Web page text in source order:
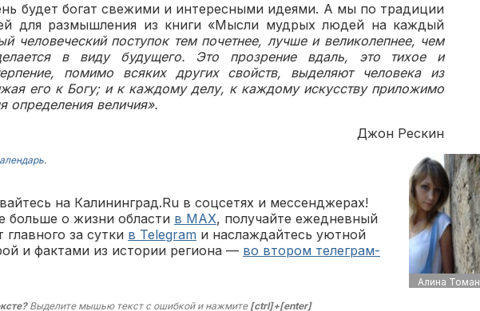
будет богат свежими и интересными идеями. А мы по традиции
для размышления из книги «Мысли мудрых людей на каждый
человеческий поступок тем почетнее, лучше и великолепнее, чем
в виду будущего. Это прозрение вдаль, это тихое и
помимо всяких других свойств, выделяют человека из
его к Богу; и к каждому делу, к каждому искусству приложимо
определения величия».
Джон Рескин
Алина Томан
.
на Калининград.Ru в соцсетях и мессенджерах!
больше о жизни области в MAX, получайте ежедневный
за сутки в Telegram и наслаждайтесь уютной
и фактами из истории региона — во втором телеграм-
Выделите мышью текст с ошибкой и нажмите [ctrl]+[enter]